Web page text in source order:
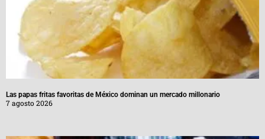
Las papas fritas favoritas de México dominan un mercado millonario
7 agosto 2026